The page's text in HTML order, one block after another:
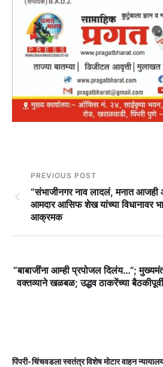
PREVIOUS POST
“संभाजीनगर नाव लादलं, मनात आजही
आमदार आसिफ शेख यांच्या
आक्रमक
“बाबाजींना आम्ही प्रपोजल दिलंय…”;
वक्तव्याने खळबळ; उद्धव ठाकरेंच्या
पिंपरी-चिंचवडला स्वतंत्र विशेष मोटार वाहन